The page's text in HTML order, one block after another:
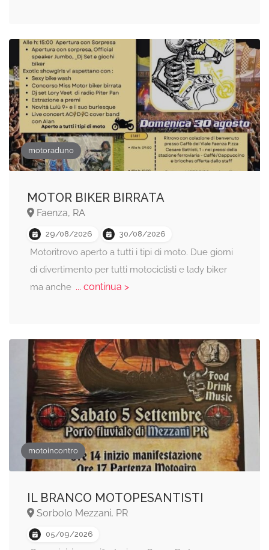
motoraduno
MOTOR BIKER BIRRATA
Faenza, RA
29/08/2026 30/08/2026
Motoritrovo aperto a tutti i tipi di moto. Due giorni
di divertimento per tutti motociclisti e lady biker
ma anche... continua >
motoincontro
IL BRANCO MOTOPESANTISTI
Sorbolo Mezzani, PR
05/09/2026